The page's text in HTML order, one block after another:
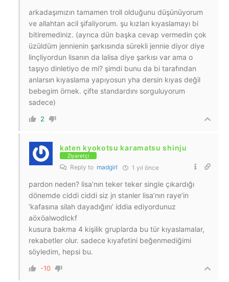
arkadaşımızın tamamen troll olduğunu düşünüyorum
ve allahtan acil şifaliyorum. şu kızları kıyaslamayı bi
bitiremediniz. (ayrıca dün başka cevap vermedin çok
üzüldüm jennienin şarkısında sürekli jennie diyor diye
linçliyordun lisanın da lalisa diye şarkısı var ama o
taşıyo dinletiyo de mi? şimdi bunu da bi tarafından
anlarsın kıyaslama yapıyosun yha dersin kıyas değil
bebegim örnek. çifte standardını sorguluyorum
sadece)
2
katen kyokotsu karamatsu shinju
Ziyaretçi
Reply to madgirl 1 yıl önce
pardon neden? lisa’nın teker teker single çıkardığı
dönemde ciddi ciddi siz jn stanler lisa’nın raye’in
‘kafasına silah dayadığını’ iddia ediyordunuz
aöxöalwodlckf
kusura bakma 4 kişilik gruplarda bu tür kıyaslamalar,
rekabetler olur. sadece kıyafetini beğenmediğimi
söyledim, hepsi bu.
-10